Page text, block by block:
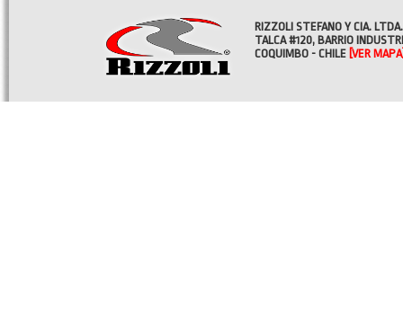
RIZZOLI STEFANO Y CIA. LTDA.
TALCA #120, BARRIO
COQUIMBO - CHILE [VER